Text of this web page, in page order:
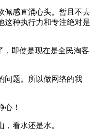
佩感直涌心头。暂且不去
这种执行力和专注绝对是
，即使是现在是全民淘客
问题。所以做网络的我
心！
看水还是水。